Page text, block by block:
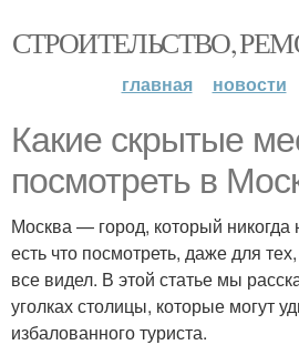
СТРОИТЕЛЬСТВО,
главная новости
Какие скрытые
посмотреть в
Москва — город, который никогда
есть что посмотреть, даже для
все видел. В этой статье мы
уголках столицы, которые могут
избалованного туриста.